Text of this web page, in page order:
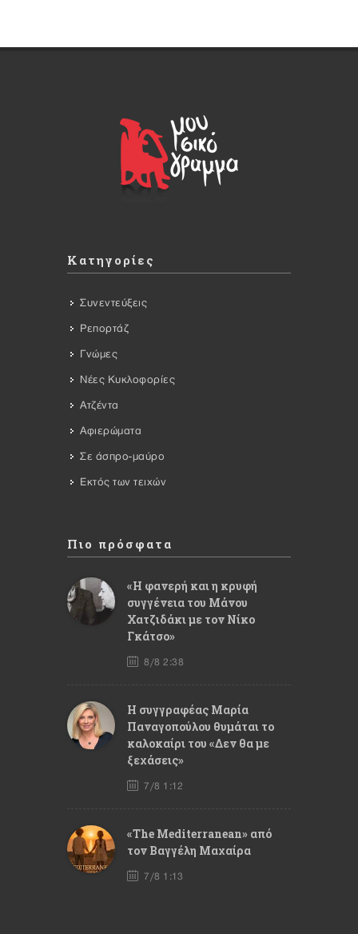
Κατηγορίες
Συνεντεύξεις
Ρεπορτάζ
Γνώμες
Νέες Κυκλοφορίες
Ατζέντα
Αφιερώματα
Σε άσπρο-μαύρο
Εκτός των τειχών
Πιο πρόσφατα
«Η φανερή και η κρυφή
συγγένεια του Μάνου
Χατζιδάκι με τον Νίκο
Γκάτσο»
8/8 2:38
Η συγγραφέας Μαρία
Παναγοπούλου θυμάται το
καλοκαίρι του «Δεν θα με
ξεχάσεις»
7/8 1:12
«The Mediterranean» από
τον Βαγγέλη Μαχαίρα
7/8 1:13